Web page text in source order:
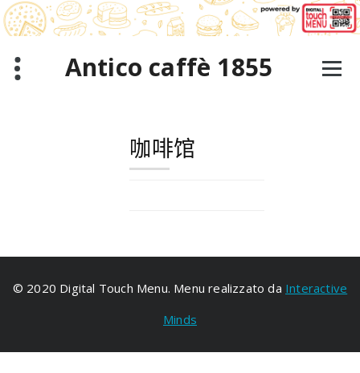
跳
至
正
Antico caffè 1855
咖啡馆
© 2020 Digital Touch Menu. Menu realizzato da Interactive
Minds